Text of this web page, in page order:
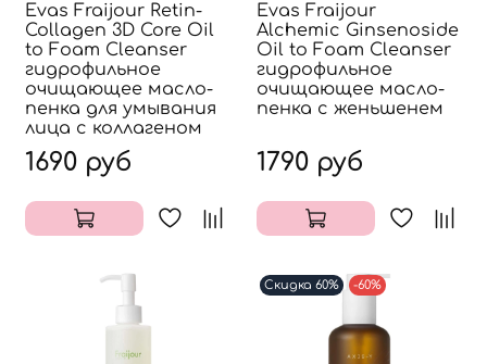
Evas Fraijour Retin-
Collagen 3D Core Oil
to Foam Cleanser
гидрофильное
очищающее масло-
пенка для умывания
лица с коллагеном
1690 руб
Evas Fraijour
Alchemic Ginsenoside
Oil to Foam Cleanser
гидрофильное
очищающее масло-
пенка с женьшенем
1790 руб
Скидка 60% -60%